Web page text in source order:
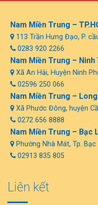
Nam Miền Trung –
113 Trần Hưng Đạo, P.
0283 920 2266
Nam Miền Trung – Ninh
Xã An Hải, Huyện Ninh
02596 250 066
Nam Miền Trung –
Xã Phước Đông, huyện
0272 656 8888
Nam Miền Trung – Bạc
Phường Nhà Mát, Tp. Bạc
02913 835 805
Liên kết